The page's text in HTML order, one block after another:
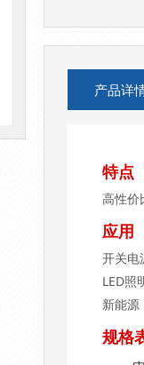
产品详
特点
高性价
应用
开关电
LED照
新能源
规格